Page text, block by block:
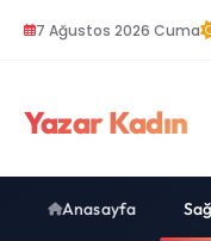
7 Ağustos 2026 Cuma
Yazar Kadın
Anasayfa